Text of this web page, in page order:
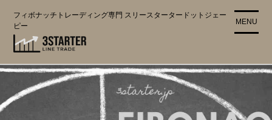
に
キ
ッ
フィボナッチトレーディング専門 スリースタータードットジェー
ピー
MENU